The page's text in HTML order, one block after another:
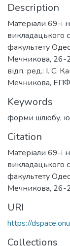
Description
Матеріали 69-ї
викладацького
факультету
Мечникова, 26-
відп. ред.: І. С.
Мечникова, ЕПФ
Keywords
форми шлюбу,
Citation
Матеріали 69-ї
викладацького
факультету
Мечникова, 26-
URI
https://
Collections